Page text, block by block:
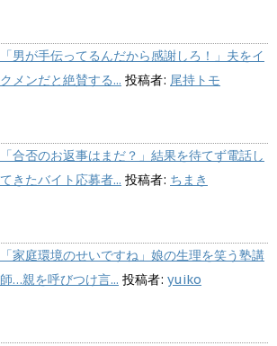
「男が手伝ってるんだから感謝しろ！」夫をイ
クメンだと絶賛する... 投稿者: 尾持トモ
「合否のお返事はまだ？」結果を待てず電話し
てきたバイト応募者... 投稿者: ちまき
「家庭環境のせいですね」娘の生理を笑う塾講
師…親を呼びつけ言... 投稿者: yuiko